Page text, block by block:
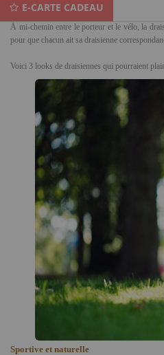
E-CARTE CADEAU
Draisienne enfant must have
À mi-chemin entre le porteur et le vélo, la
pour que chacun ait sa draisienne
Voici 3 looks de draisiennes qui pourraient
Sportive et naturelle